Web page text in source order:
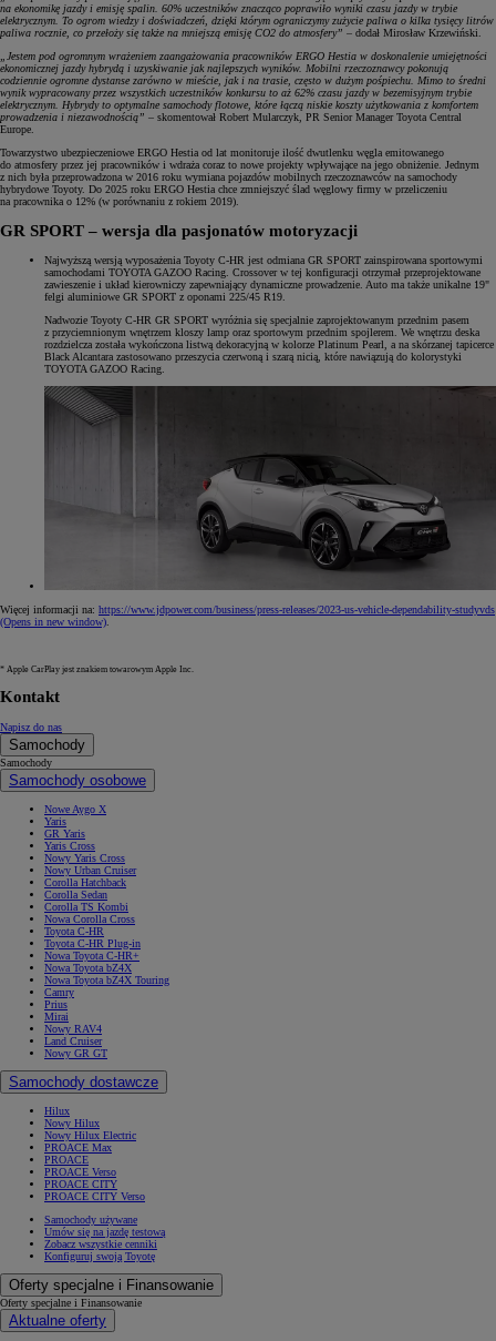
na ekonomikę jazdy i emisję spalin. 60% uczestników znacząco poprawiło wyniki czasu jazdy w trybie
elektrycznym. To ogrom wiedzy i doświadczeń, dzięki którym ograniczymy zużycie paliwa o kilka tysięcy litrów
paliwa rocznie, co przełoży się także na mniejszą emisję CO2 do atmosfery” – dodał Mirosław Krzewiński.
„Jestem pod ogromnym wrażeniem zaangażowania pracowników ERGO Hestia w doskonalenie umiejętności
ekonomicznej jazdy hybrydą i uzyskiwanie jak najlepszych wyników. Mobilni rzeczoznawcy pokonują
codziennie ogromne dystanse zarówno w mieście, jak i na trasie, często w dużym pośpiechu. Mimo to średni
wynik wypracowany przez wszystkich uczestników konkursu to aż 62% czasu jazdy w bezemisyjnym trybie
elektrycznym. Hybrydy to optymalne samochody flotowe, które łączą niskie koszty użytkowania z komfortem
prowadzenia i niezawodnością” – skomentował Robert Mularczyk, PR Senior Manager Toyota Central
Europe.
Towarzystwo ubezpieczeniowe ERGO Hestia od lat monitoruje ilość dwutlenku węgla emitowanego
do atmosfery przez jej pracowników i wdraża coraz to nowe projekty wpływające na jego obniżenie. Jednym
z nich była przeprowadzona w 2016 roku wymiana pojazdów mobilnych rzeczoznawców na samochody
hybrydowe Toyoty. Do 2025 roku ERGO Hestia chce zmniejszyć ślad węglowy firmy w przeliczeniu
na pracownika o 12% (w porównaniu z rokiem 2019).
GR SPORT – wersja dla pasjonatów motoryzacji
Najwyższą wersją wyposażenia Toyoty C-HR jest odmiana GR SPORT zainspirowana sportowymi
samochodami TOYOTA GAZOO Racing. Crossover w tej konfiguracji otrzymał przeprojektowane
zawieszenie i układ kierowniczy zapewniający dynamiczne prowadzenie. Auto ma także unikalne 19"
felgi aluminiowe GR SPORT z oponami 225/45 R19.
Nadwozie Toyoty C-HR GR SPORT wyróżnia się specjalnie zaprojektowanym przednim pasem
z przyciemnionym wnętrzem kloszy lamp oraz sportowym przednim spojlerem. We wnętrzu deska
rozdzielcza została wykończona listwą dekoracyjną w kolorze Platinum Pearl, a na skórzanej tapicerce
Black Alcantara zastosowano przeszycia czerwoną i szarą nicią, które nawiązują do kolorystyki
TOYOTA GAZOO Racing.
Więcej informacji na: https://www.jdpower.com/business/press-releases/2023-us-vehicle-dependability-studyvds
(Opens in new window)
* Apple CarPlay jest znakiem towarowym Apple Inc.
Kontakt
Napisz do nas
Samochody
Samochody
Samochody osobowe
Nowe Aygo X
Yaris
GR Yaris
Yaris Cross
Nowy Yaris Cross
Nowy Urban Cruiser
Corolla Hatchback
Corolla Sedan
Corolla TS Kombi
Nowa Corolla Cross
Toyota C-HR
Toyota C-HR Plug-in
Nowa Toyota C-HR+
Nowa Toyota bZ4X
Nowa Toyota bZ4X Touring
Camry
Prius
Mirai
Nowy RAV4
Land Cruiser
Nowy GR GT
Samochody dostawcze
Hilux
Nowy Hilux
Nowy Hilux Electric
PROACE Max
PROACE
PROACE Verso
PROACE CITY
PROACE CITY Verso
Samochody używane
Umów się na jazdę testową
Zobacz wszystkie cenniki
Konfiguruj swoją Toyotę
Oferty specjalne i Finansowanie
Oferty specjalne i Finansowanie
Aktualne oferty